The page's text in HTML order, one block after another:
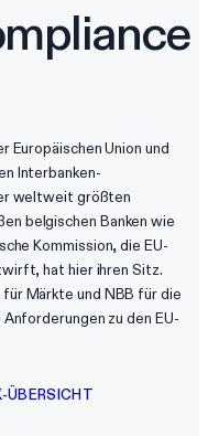
Union und
Interbanken-
weltweit größten
belgischen Banken wie
Kommission, die EU-
hat hier ihren Sitz.
Märkte und NBB für die
zu den EU-
ÜBERSICHT